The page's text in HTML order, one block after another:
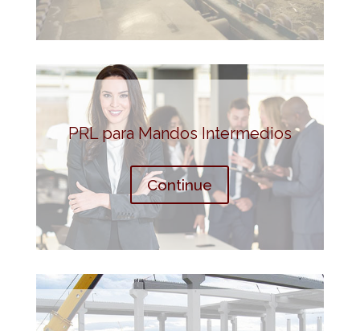
PRL para Mandos Intermedios
Continue